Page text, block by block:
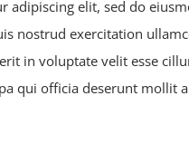
adipiscing elit, sed do
nostrud exercitation
in voluptate velit esse
qui officia deserunt mollit